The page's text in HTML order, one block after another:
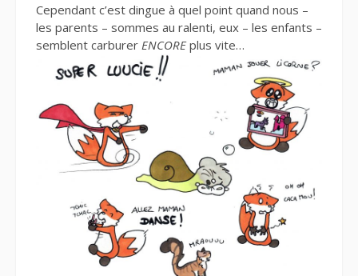
Cependant c’est dingue à quel point quand nous –
les parents – sommes au ralenti, eux – les enfants –
semblent carburer ENCOREplus vite…